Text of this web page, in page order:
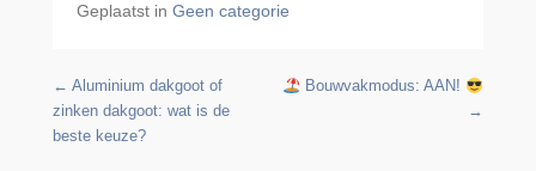
Geplaatst in Geen categorie
Berichtennavigatie
← Aluminium dakgoot of
zinken dakgoot: wat is de
beste keuze?
Bouwvakmodus: AAN!
→